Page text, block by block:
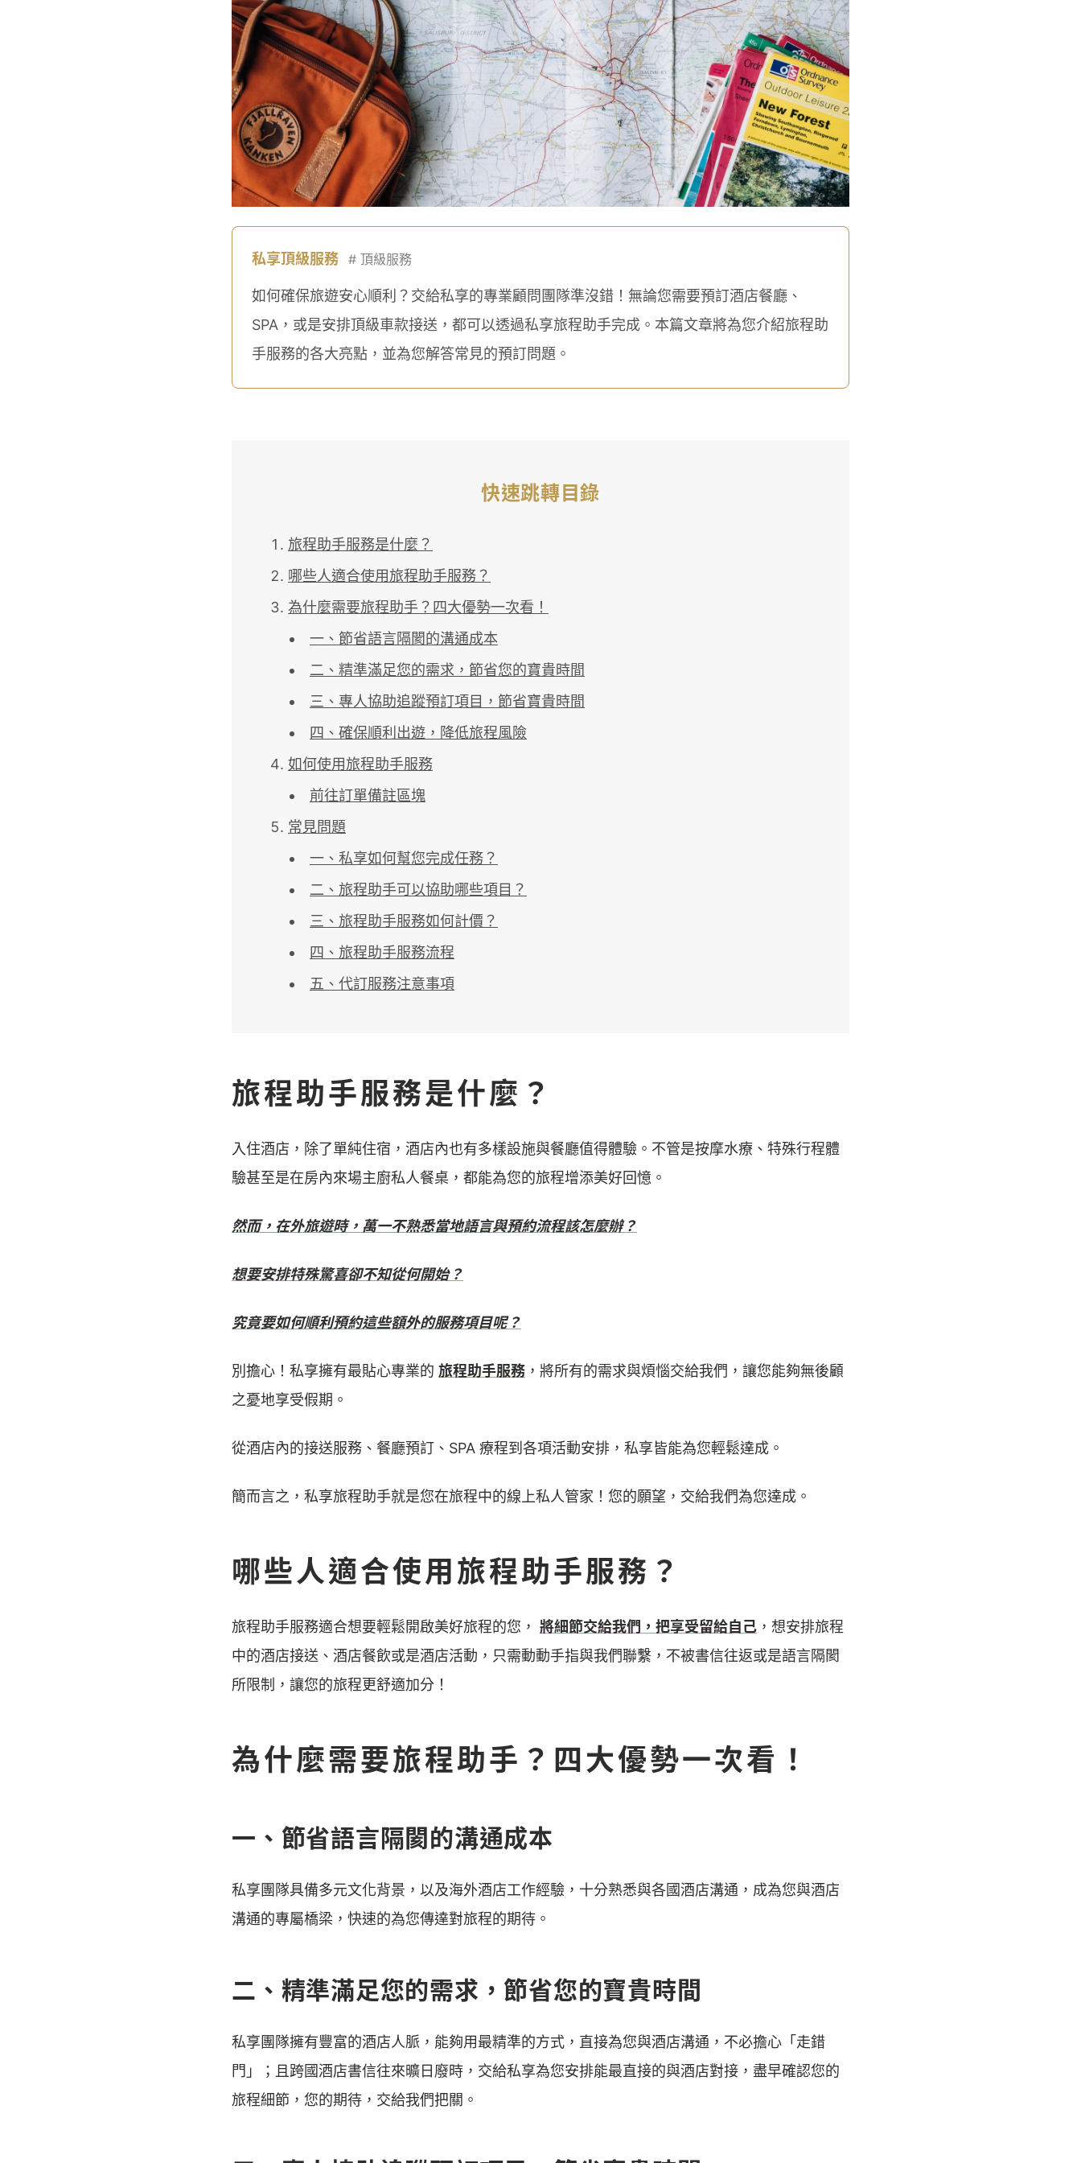
私享頂級服務 # 頂級服務
如何確保旅遊安心順利？交給私享的專業顧問團隊準沒錯！無論您需要預訂酒店餐廳、
SPA，或是安排頂級車款接送，都可以透過私享旅程助手完成。本篇文章將為您介紹旅程助
手服務的各大亮點，並為您解答常見的預訂問題。
快速跳轉目錄
旅程助手服務是什麼？
哪些人適合使用旅程助手服務？
為什麼需要旅程助手？四大優勢一次看！
一、節省語言隔閡的溝通成本
二、精準滿足您的需求，節省您的寶貴時間
三、專人協助追蹤預訂項目，節省寶貴時間
四、確保順利出遊，降低旅程風險
如何使用旅程助手服務
前往訂單備註區塊
常見問題
一、私享如何幫您完成任務？
二、旅程助手可以協助哪些項目？
三、旅程助手服務如何計價？
四、旅程助手服務流程
五、代訂服務注意事項
旅程助手服務是什麼？
入住酒店，除了單純住宿，酒店內也有多樣設施與餐廳值得體驗。不管是按摩水療、特殊行程體
驗甚至是在房內來場主廚私人餐桌，都能為您的旅程增添美好回憶。
然而，在外旅遊時，萬一不熟悉當地語言與預約流程該怎麼辦？
想要安排特殊驚喜卻不知從何開始？
究竟要如何順利預約這些額外的服務項目呢？
別擔心！私享擁有最貼心專業的 旅程助手服務 ，將所有的需求與煩惱交給我們，讓您能夠無後顧
之憂地享受假期。
從酒店內的接送服務、餐廳預訂、SPA 療程到各項活動安排，私享皆能為您輕鬆達成。
簡而言之，私享旅程助手就是您在旅程中的線上私人管家！您的願望，交給我們為您達成。
哪些人適合使用旅程助手服務？
旅程助手服務適合想要輕鬆開啟美好旅程的您， 將細節交給我們，把享受留給自己 ，想安排旅程
中的酒店接送、酒店餐飲或是酒店活動，只需動動手指與我們聯繫，不被書信往返或是語言隔閡
所限制，讓您的旅程更舒適加分！
為什麼需要旅程助手？四大優勢一次看！
一、節省語言隔閡的溝通成本
私享團隊具備多元文化背景，以及海外酒店工作經驗，十分熟悉與各國酒店溝通，成為您與酒店
溝通的專屬橋梁，快速的為您傳達對旅程的期待。
二、精準滿足您的需求，節省您的寶貴時間
私享團隊擁有豐富的酒店人脈，能夠用最精準的方式，直接為您與酒店溝通，不必擔心「走錯
門」；且跨國酒店書信往來曠日廢時，交給私享為您安排能最直接的與酒店對接，盡早確認您的
旅程細節，您的期待，交給我們把關。